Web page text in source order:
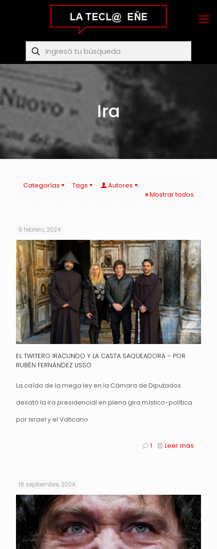
Ira
Categorías Tags
Autores
Mostrar todos
9 febrero, 2024
EL TWITERO IRACUNDO Y LA CASTA SAQUEADORA – POR
RUBÉN FERNÁNDEZ LISSO
La caída de la mega ley en la Cámara de Diputados
desató la ira presidencial en plena gira místico-política
por Israel y el Vaticano.
1 Leer más
16 septiembre, 2024